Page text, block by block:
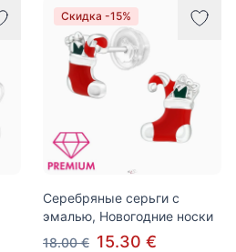
Скидка -15%
Серебряные серьги с
эмалью, Новогодние носки
18.00 € 15.30 €